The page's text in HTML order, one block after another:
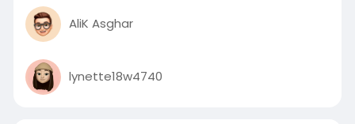
AliK Asghar
lynette18w4740